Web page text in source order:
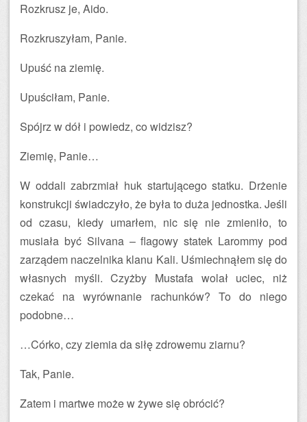
Rozkrusz je, Aido.
Rozkruszyłam, Panie.
Upuść na ziemię.
Upuściłam, Panie.
Spójrz w dół i powiedz, co widzisz?
Ziemię, Panie…
W oddali zabrzmiał huk startującego statku. Drżenie
konstrukcji świadczyło, że była to duża jednostka. Jeśli
od czasu, kiedy umarłem, nic się nie zmieniło, to
musiała być Silvana – flagowy statek Larommy pod
zarządem naczelnika klanu Kali. Uśmiechnąłem się do
własnych myśli. Czyżby Mustafa wolał uciec, niż
czekać na wyrównanie rachunków? To do niego
podobne…
…Córko, czy ziemia da siłę zdrowemu ziarnu?
Tak, Panie.
Zatem i martwe może w żywe się obrócić?